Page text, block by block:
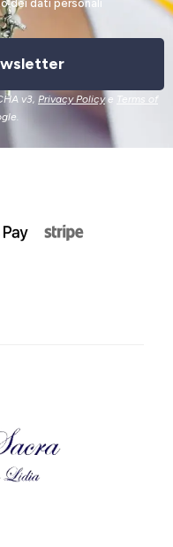
dei dati personali
v3, Privacy Policye Terms of